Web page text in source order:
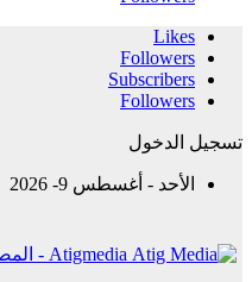
Likes
Followers
Subscribers
Followers
تسجيل الدخول
الأحد - أغسطس 9- 2026
Atigmedia - المصداقية والدقة في الخبر